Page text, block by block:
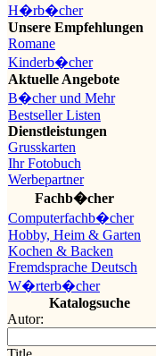
H�rb�cher
Unsere Empfehlungen
Romane
Kinderb�cher
Aktuelle Angebote
B�cher und Mehr
Bestseller Listen
Dienstleistungen
Grusskarten
Ihr Fotobuch
Werbepartner
Fachb�cher
Computerfachb�cher
Hobby, Heim & Garten
Kochen & Backen
Fremdsprache Deutsch
W�rterb�cher
Katalogsuche
Autor: